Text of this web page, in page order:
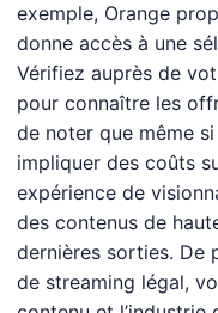
exemple, Orange
donne accès à une
Vérifiez auprès de
pour connaître les
de noter que même
impliquer des coûts
expérience de
des contenus de
dernières sorties. De
de streaming légal,